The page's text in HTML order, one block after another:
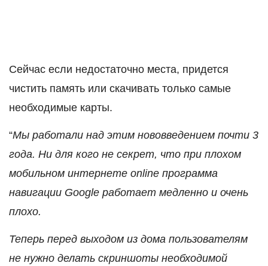
Сейчас если недостаточно места, придется
чистить память или скачивать только самые
необходимые карты.
“Мы работали над этим нововведением почти 3
года. Ни для кого не секрет, что при плохом
мобильном интернете online программа
навигации Google работает медленно и очень
плохо.
Теперь перед выходом из дома пользователям
не нужно делать скриншоты необходимой